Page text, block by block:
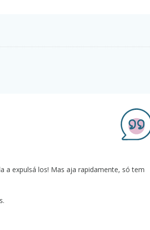
a expulsá los! Mas aja rapidamente, só tem